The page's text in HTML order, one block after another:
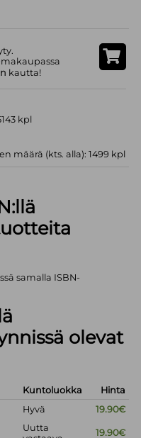
kautta!
kpl
määrä (kts. alla): 1499 kpl
samalla ISBN-
olevat
Kuntoluokka
Hinta
Hyvä 19.90€
Uutta
19.90€